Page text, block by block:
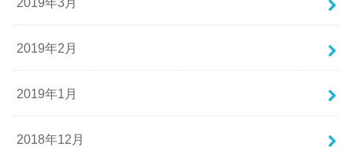
2019年2月
2019年1月
2018年12月